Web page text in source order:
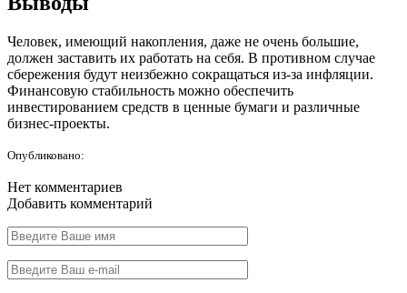
Человек, имеющий накопления, даже не очень большие,
должен заставить их работать на себя. В противном случае
сбережения будут неизбежно сокращаться из-за инфляции.
Финансовую стабильность можно обеспечить
инвестированием средств в ценные бумаги и различные
бизнес-проекты.
Опубликовано:
Нет комментариев
Добавить комментарий